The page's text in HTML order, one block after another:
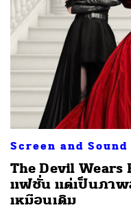
Screen and Sound
The Devil Wears
แฟชั่น แต่เป็นภาพ
เหมือนเดิม